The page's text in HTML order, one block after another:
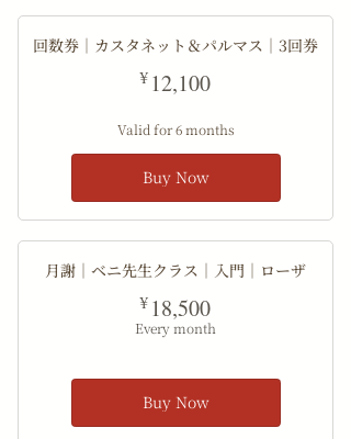
回数券｜カスタネット＆パルマス｜3回券
¥ 12,100
Valid for 6 months
Buy Now
月謝｜ベニ先生クラス｜入門｜ローザ
¥ 18,500
Every month
Buy Now